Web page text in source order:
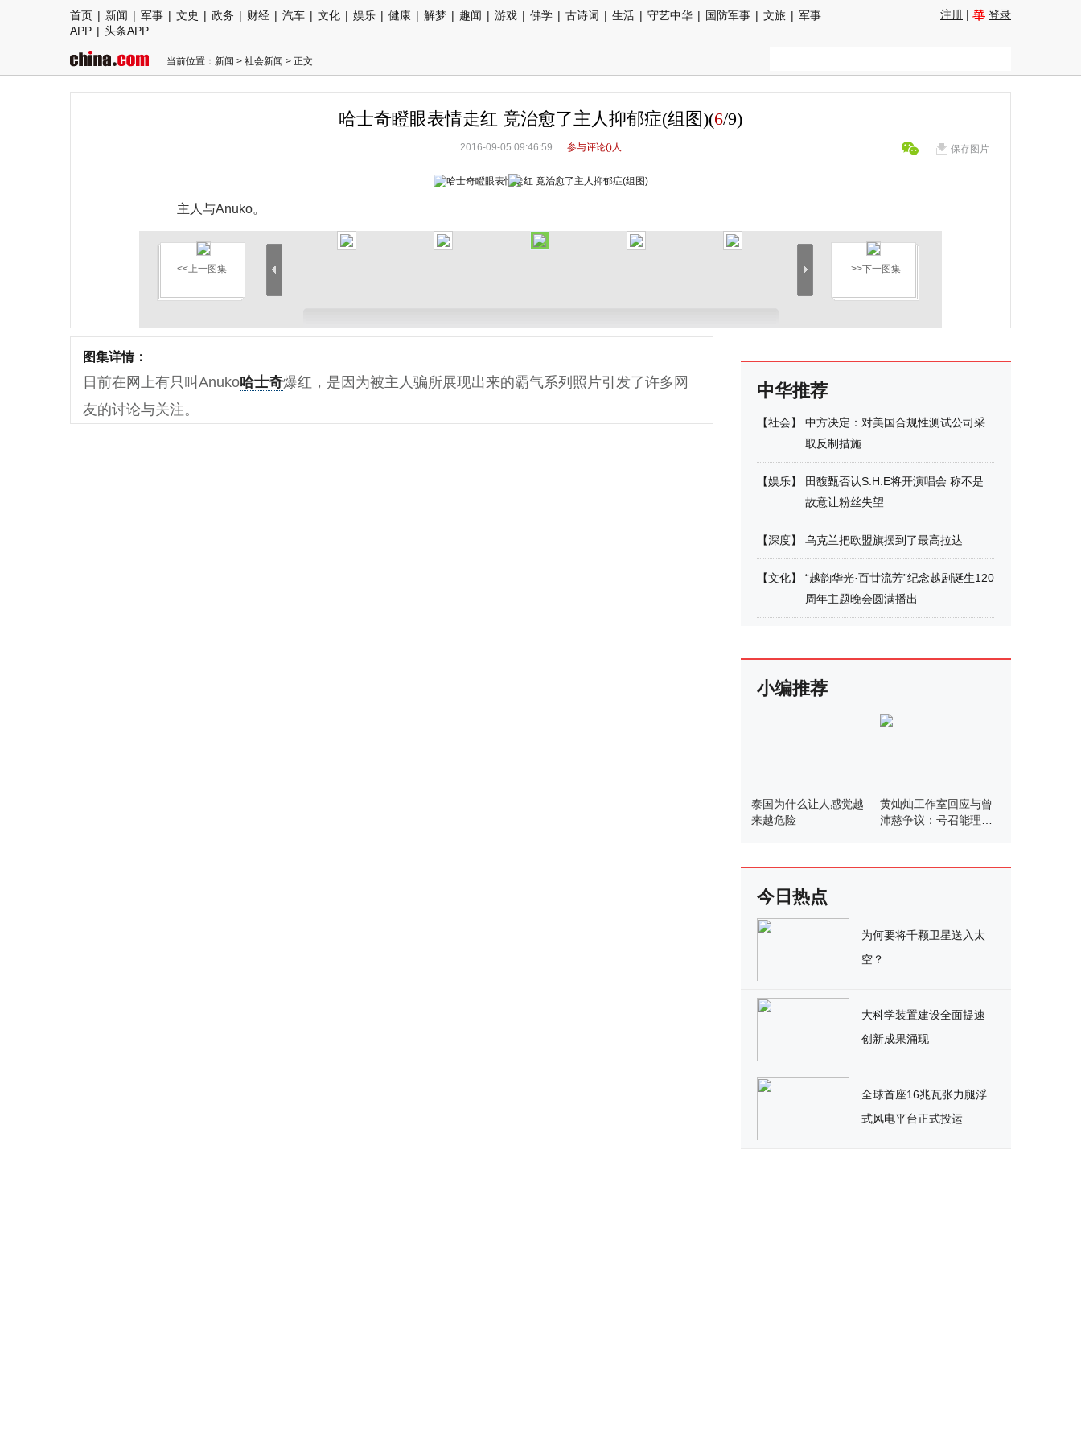
首页 | 新闻 | 军事 | 文史 | 政务 | 财经 | 汽车 | 文化 | 娱乐 | 健康 | 解梦 | 趣闻 | 游戏 | 佛学 | 古诗词 | 生活 | 守艺中华 | 国防军事 | 文旅 | 军事
APP | 头条APP
注册 | 登录
当前位置： 新闻 > 社会新闻 > 正文
哈士奇瞪眼表情走红 竟治愈了主人抑郁症(组图)(6/9)
保存图片
2016-09-05 09:46:59 参与评论()人
主人与Anuko。
<<上一图集 >>下一图集
图集详情：
日前在网上有只叫Anuko哈士奇爆红，是因为被主人骗所展现出来的霸气系列照片引发了许多网
友的讨论与关注。
中华推荐
【社会】
中方决定：对美国合规性测试公司采
取反制措施
【娱乐】
田馥甄否认S.H.E将开演唱会 称不是
故意让粉丝失望
【深度】 乌克兰把欧盟旗摆到了最高拉达
【文化】
“越韵华光·百廿流芳”纪念越剧诞生120
周年主题晚会圆满播出
小编推荐
泰国为什么让人感觉越
来越危险
黄灿灿工作室回应与曾
沛慈争议：号召能理智
今日热点
为何要将千颗卫星送入太
空？
大科学装置建设全面提速
创新成果涌现
全球首座16兆瓦张力腿浮
式风电平台正式投运